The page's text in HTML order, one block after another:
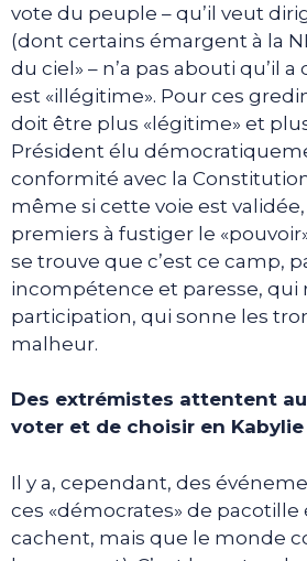
vote du peuple – qu’il veut
(dont certains émargent à la
du ciel» – n’a pas abouti qu’il
est «illégitime». Pour ces
doit être plus «légitime» et
Président élu
conformité avec la
même si cette voie est
premiers à fustiger le
se trouve que c’est ce camp,
incompétence et paresse, qui
participation, qui sonne les
malheur.
Des extrémistes attentent
voter et de choisir en Kabylie
Il y a, cependant, des
ces «démocrates» de pacotille
cachent, mais que le monde